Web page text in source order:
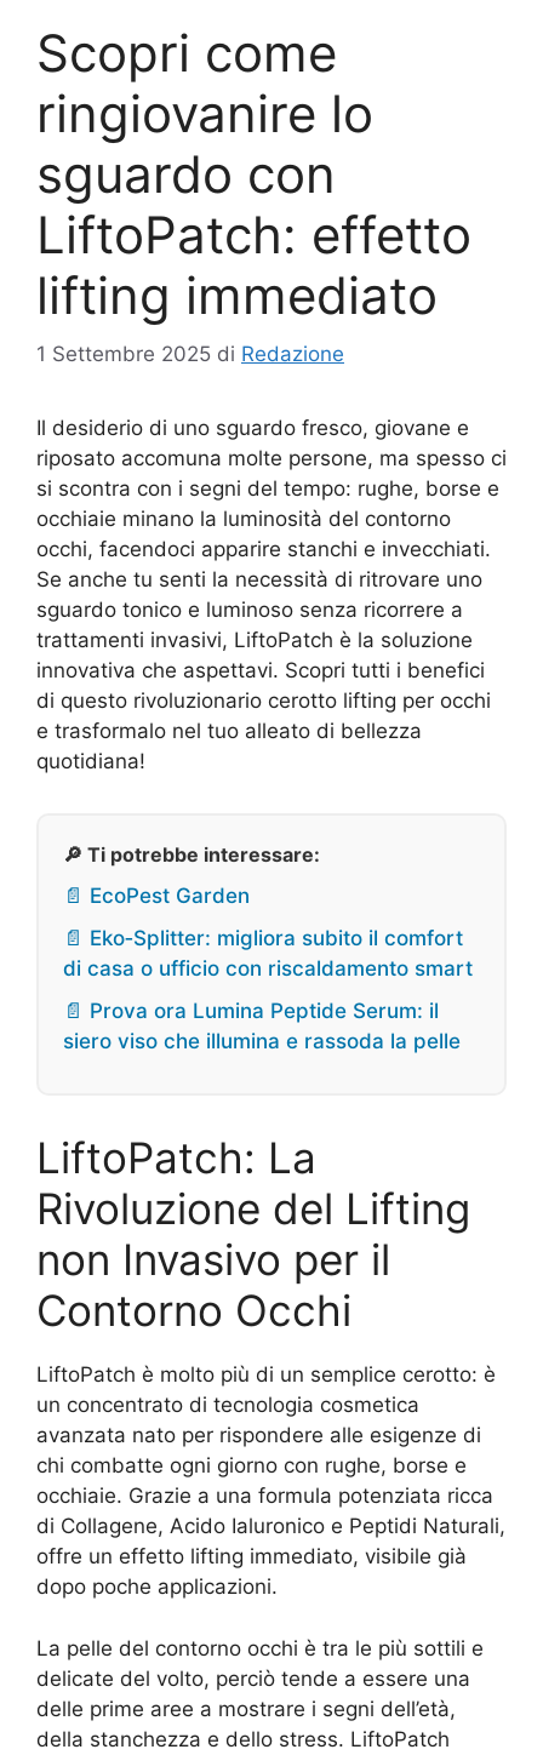
Scopri come
ringiovanire lo
sguardo con
LiftoPatch: effetto
lifting immediato
1 Settembre 2025 di Redazione
Il desiderio di uno sguardo fresco, giovane e
riposato accomuna molte persone, ma spesso ci
si scontra con i segni del tempo: rughe, borse e
occhiaie minano la luminosità del contorno
occhi, facendoci apparire stanchi e invecchiati.
Se anche tu senti la necessità di ritrovare uno
sguardo tonico e luminoso senza ricorrere a
trattamenti invasivi, LiftoPatch è la soluzione
innovativa che aspettavi. Scopri tutti i benefici
di questo rivoluzionario cerotto lifting per occhi
e trasformalo nel tuo alleato di bellezza
quotidiana!
🔎 Ti potrebbe interessare:
📄 EcoPest Garden
📄 Eko‑Splitter: migliora subito il comfort
di casa o ufficio con riscaldamento smart
📄 Prova ora Lumina Peptide Serum: il
siero viso che illumina e rassoda la pelle
LiftoPatch: La
Rivoluzione del Lifting
non Invasivo per il
Contorno Occhi
LiftoPatch è molto più di un semplice cerotto: è
un concentrato di tecnologia cosmetica
avanzata nato per rispondere alle esigenze di
chi combatte ogni giorno con rughe, borse e
occhiaie. Grazie a una formula potenziata ricca
di Collagene, Acido Ialuronico e Peptidi Naturali,
offre un effetto lifting immediato, visibile già
dopo poche applicazioni.
La pelle del contorno occhi è tra le più sottili e
delicate del volto, perciò tende a essere una
delle prime aree a mostrare i segni dell’età,
della stanchezza e dello stress. LiftoPatch